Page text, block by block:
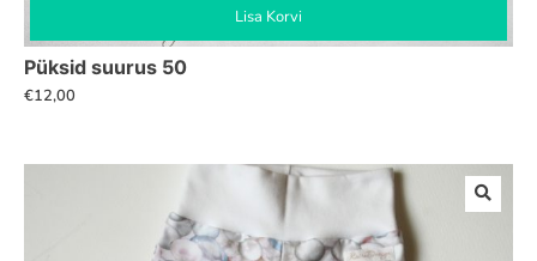
Lisa Korvi
Püksid suurus 50
€12,00